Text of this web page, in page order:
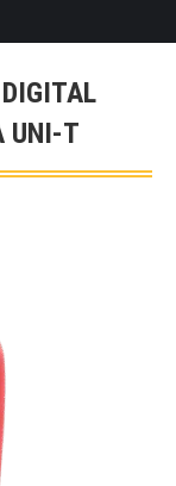
UNI-T